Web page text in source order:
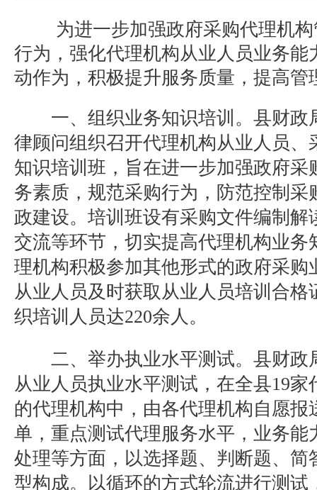
为进一步加强政府采购代理机
行为，强化代理机构从业人员业务能
动作为，积极提升服务质量，提高管
一、组织业务知识培训。 县财政
律顾问组织召开代理机构从业人员、
知识培训班，旨在进一步加强政府采
务素质，规范采购行为，防范控制采
政建设。培训班设有采购文件编制解
交流等环节，切实提高代理机构业务
理机构积极参加其他形式的政府采购
从业人员及时获取从业人员培训合格
织培训人员达220余人。
二、举办执业水平测试。 县财政
从业人员执业水平测试，在全县19家
的代理机构中，由各代理机构自愿报
单，重点测试代理服务水平，业务能
处理等方面，以选择题、判断题、简
型构成。以循环的方式轮流进行测试